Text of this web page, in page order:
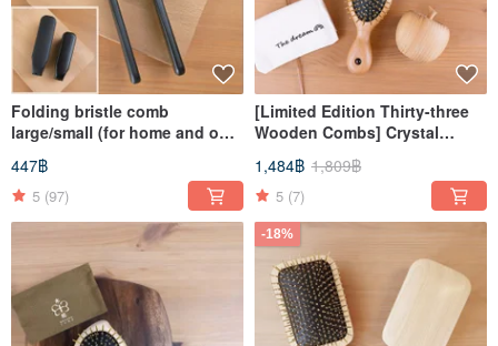
Folding bristle comb
large/small (for home and out
use)
447฿
5 (97)
[Limited Edition Thirty-three
Wooden Combs] Crystal
Magic Mirror Gold Comb
1,484฿ 1,809฿
5 (7)
-18%